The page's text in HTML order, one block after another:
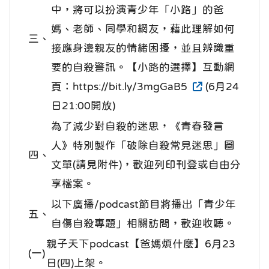
三、
中，將可以扮演青少年「小路」的爸
媽、老師、同學和網友，藉此理解如何
接應身邊親友的情緒困擾，並且辨識重
要的自殺警訊。【小路的選擇】互動網
頁：https://bit.ly/3mgGaB5
(6月24
日21:00開放)
四、
為了減少對自殺的迷思，《青春發言
人》特別製作「破除自殺常見迷思」圖
文單(請見附件)，歡迎列印刊登或自由分
享檔案。
五、
以下廣播/podcast節目將播出「青少年
自傷自殺專題」相關訪問，歡迎收聽。
(一)
親子天下podcast【爸媽煩什麼】6月23
日(四)上架。